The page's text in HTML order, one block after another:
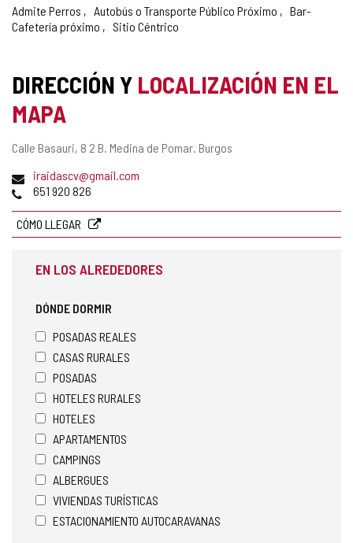
Admite Perros Autobús o Transporte Público Próximo
Bar-
Cafetería próximo
Sitio Céntrico
DIRECCIÓN Y LOCALIZACIÓN EN EL
MAPA
Dirección
Calle Basauri, 8 2 B. Medina de Pomar. Burgos
Dirección
de
electrónico
iraidascv@gmail.com
Teléfonos
651 920 826
CÓMO LLEGAR
EN LOS ALREDEDORES
DÓNDE DORMIR
POSADAS REALES
CASAS RURALES
POSADAS
HOTELES RURALES
HOTELES
APARTAMENTOS
CAMPINGS
ALBERGUES
VIVIENDAS TURÍSTICAS
ESTACIONAMIENTO AUTOCARAVANAS